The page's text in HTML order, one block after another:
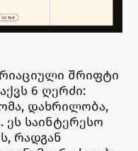
შრიფტი
6 ღერძი:
დახრილობა,
ეს საინტერესო
რადგან